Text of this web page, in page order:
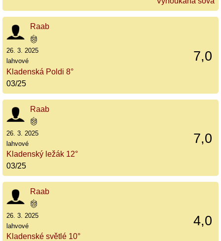
Raab
7,0
26. 3. 2025
lahvové
Kladenská Poldi 8°
03/25
Raab
7,0
26. 3. 2025
lahvové
Kladenský ležák 12°
03/25
Raab
4,0
26. 3. 2025
lahvové
Kladenské světlé 10°